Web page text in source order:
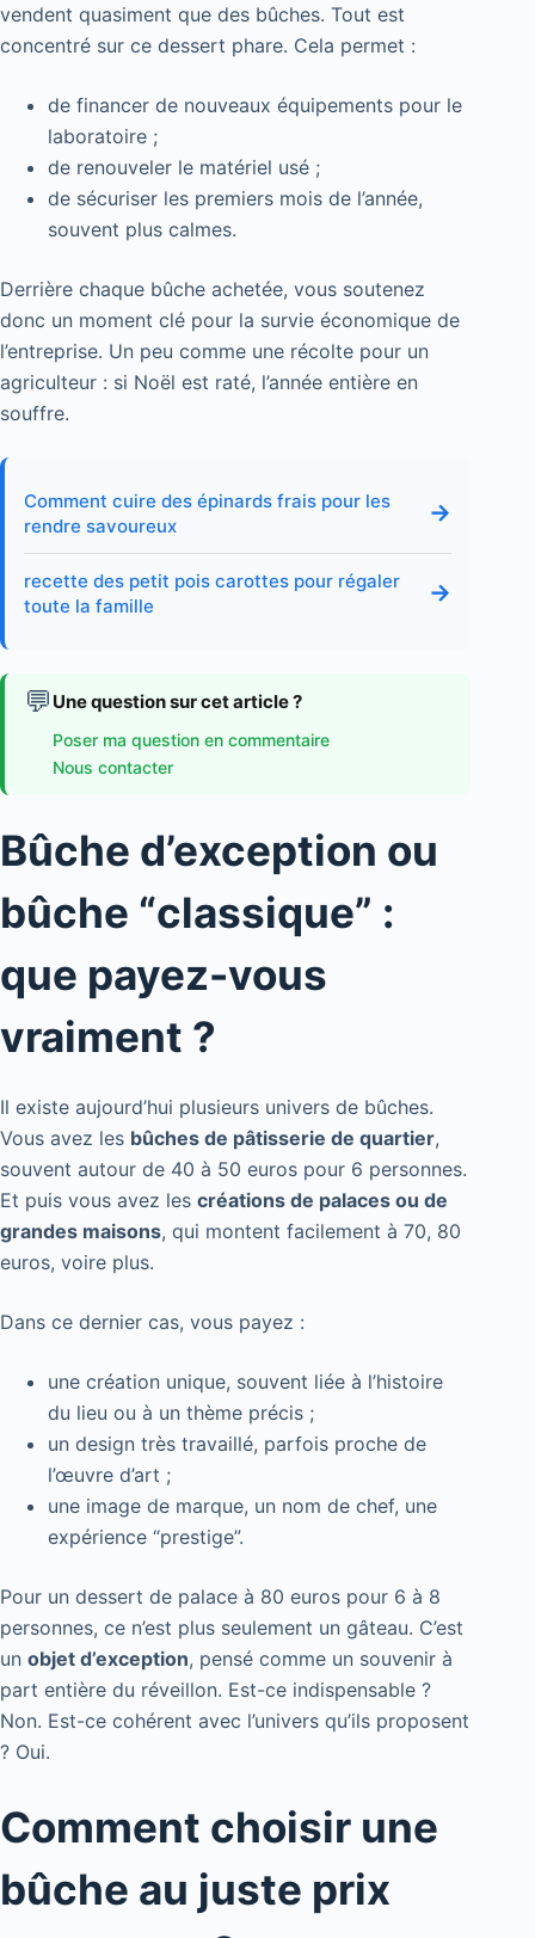
vendent quasiment que des bûches. Tout est
concentré sur ce dessert phare. Cela permet :
de financer de nouveaux équipements pour le
laboratoire ;
de renouveler le matériel usé ;
de sécuriser les premiers mois de l’année,
souvent plus calmes.
Derrière chaque bûche achetée, vous soutenez
donc un moment clé pour la survie économique de
l’entreprise. Un peu comme une récolte pour un
agriculteur : si Noël est raté, l’année entière en
souffre.
Comment cuire des épinards frais pour les
rendre savoureux
→
recette des petit pois carottes pour régaler
toute la famille
→
💬 Une question sur cet article ?
Poser ma question en commentaire
Nous contacter
Bûche d’exception ou
bûche “classique” :
que payez-vous
vraiment ?
Il existe aujourd’hui plusieurs univers de bûches.
Vous avez les bûches de pâtisserie de quartier,
souvent autour de 40 à 50 euros pour 6 personnes.
Et puis vous avez les créations de palaces ou de
grandes maisons, qui montent facilement à 70, 80
euros, voire plus.
Dans ce dernier cas, vous payez :
une création unique, souvent liée à l’histoire
du lieu ou à un thème précis ;
un design très travaillé, parfois proche de
l’œuvre d’art ;
une image de marque, un nom de chef, une
expérience “prestige”.
Pour un dessert de palace à 80 euros pour 6 à 8
personnes, ce n’est plus seulement un gâteau. C’est
un objet d’exception, pensé comme un souvenir à
part entière du réveillon. Est-ce indispensable ?
Non. Est-ce cohérent avec l’univers qu’ils proposent
? Oui.
Comment choisir une
bûche au juste prix